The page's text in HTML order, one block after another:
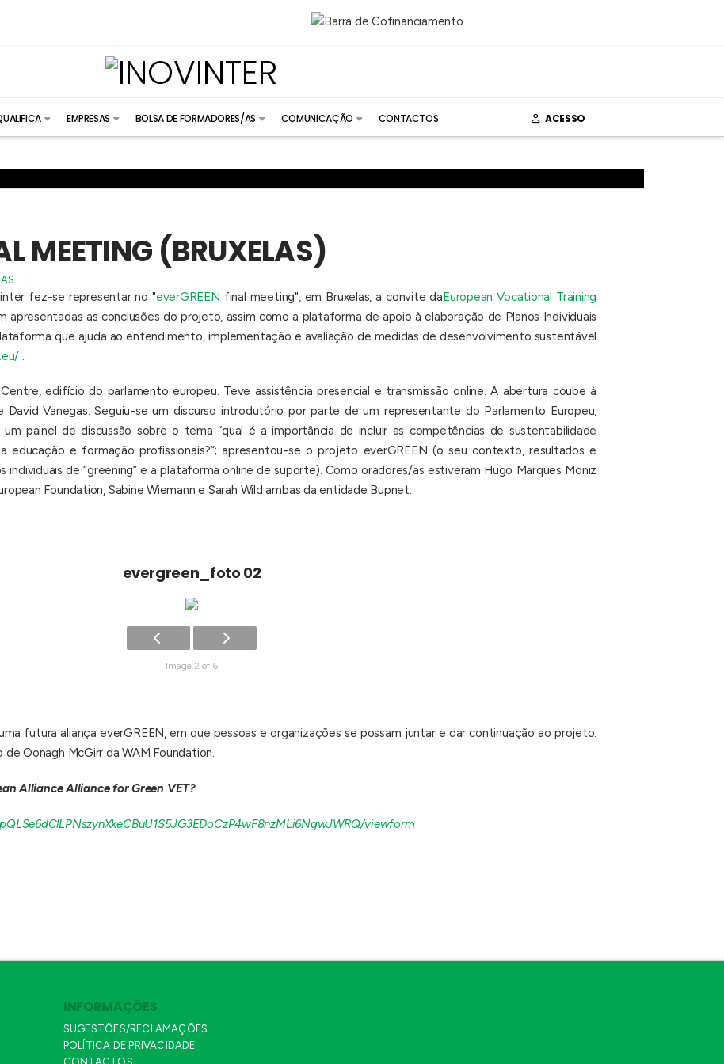
EMPRESAS BOLSA DE FORMADORES/AS COMUNICAÇÃO CONTACTOS ACESSO
MEETING (BRUXELAS)
fez-se representar no "everGREEN final meeting", em Bruxelas, a convite daEuropean Vocational Training
apresentadas as conclusões do projeto, assim como a plataforma de apoio à elaboração de Planos Individuais
que ajuda ao entendimento, implementação e avaliação de medidas de desenvolvimento sustentável
edifício do parlamento europeu. Teve assistência presencial e transmissão online. A abertura coube à
David Vanegas. Seguiu-se um discurso introdutório por parte de um representante do Parlamento Europeu,
painel de discussão sobre o tema “qual é a importância de incluir as competências de sustentabilidade
educação e formação profissionais?”; apresentou-se o projeto everGREEN (o seu contexto, resultados e
individuais de “greening” e a plataforma online de suporte). Como oradores/as estiveram Hugo Marques Moniz
Foundation, Sabine Wiemann e Sarah Wild ambas da entidade Bupnet.
evergreen_foto 02
Image 2 of 6
futura aliança everGREEN, em que pessoas e organizações se possam juntar e dar continuação ao projeto.
Oonagh McGirr da WAM Foundation.
Alliance Alliance for Green VET?
viewform
INFORMAÇÕES
SUGESTÕES/RECLAMAÇÕES
POLÍTICA DE PRIVACIDADE